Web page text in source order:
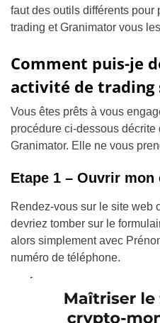
faut des outils différents pour
trading et Granimator vous
Comment puis-je
activité de trading
Vous êtes prêts à vous
procédure ci-dessous décrite
Granimator. Elle ne vous
Etape 1 – Ouvrir mon
Rendez-vous sur le site web
devriez tomber sur le
alors simplement avec
numéro de téléphone.